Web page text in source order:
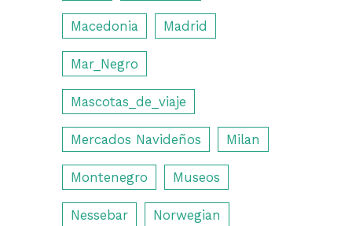
Macedonia Madrid
Mar_Negro
Mascotas_de_viaje
Mercados Navideños Milan
Montenegro Museos
Nessebar Norwegian